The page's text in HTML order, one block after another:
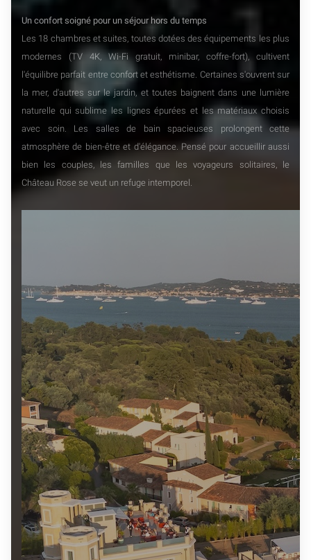
Un confort soigné pour un séjour hors du temps
Les 18 chambres et suites, toutes dotées des équipements les plus
modernes (TV 4K, Wi-Fi gratuit, minibar, coffre-fort), cultivent
l'équilibre parfait entre confort et esthétisme. Certaines s'ouvrent sur
la mer, d'autres sur le jardin, et toutes baignent dans une lumière
naturelle qui sublime les lignes épurées et les matériaux choisis
avec soin. Les salles de bain spacieuses prolongent cette
atmosphère de bien-être et d'élégance. Pensé pour accueillir aussi
bien les couples, les familles que les voyageurs solitaires, le
Château Rose se veut un refuge intemporel.